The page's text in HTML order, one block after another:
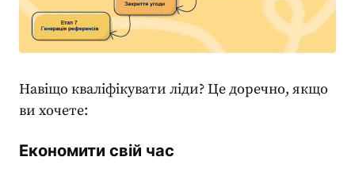
Навіщо кваліфікувати ліди? Це доречно, якщо
ви хочете:
Економити свій час